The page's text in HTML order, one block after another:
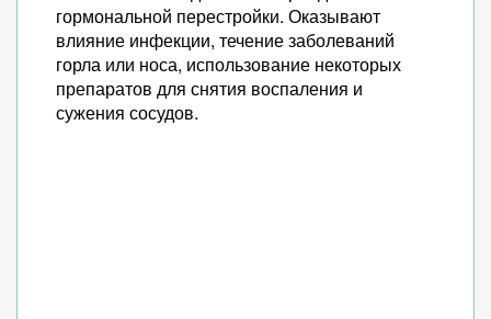
гормональной перестройки. Оказывают
влияние инфекции, течение заболеваний
горла или носа, использование некоторых
препаратов для снятия воспаления и
сужения сосудов.